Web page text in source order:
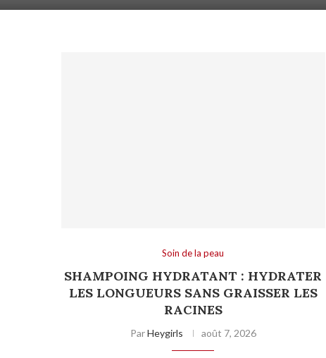
Soin de la peau
SHAMPOING HYDRATANT : HYDRATER
LES LONGUEURS SANS GRAISSER LES
RACINES
ParHeygirls août 7, 2026